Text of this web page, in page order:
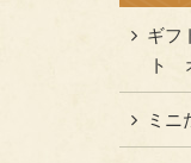
ギフ
ト
ミニ